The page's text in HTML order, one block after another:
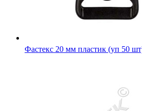
Фастекс 20 мм пластик (уп 50